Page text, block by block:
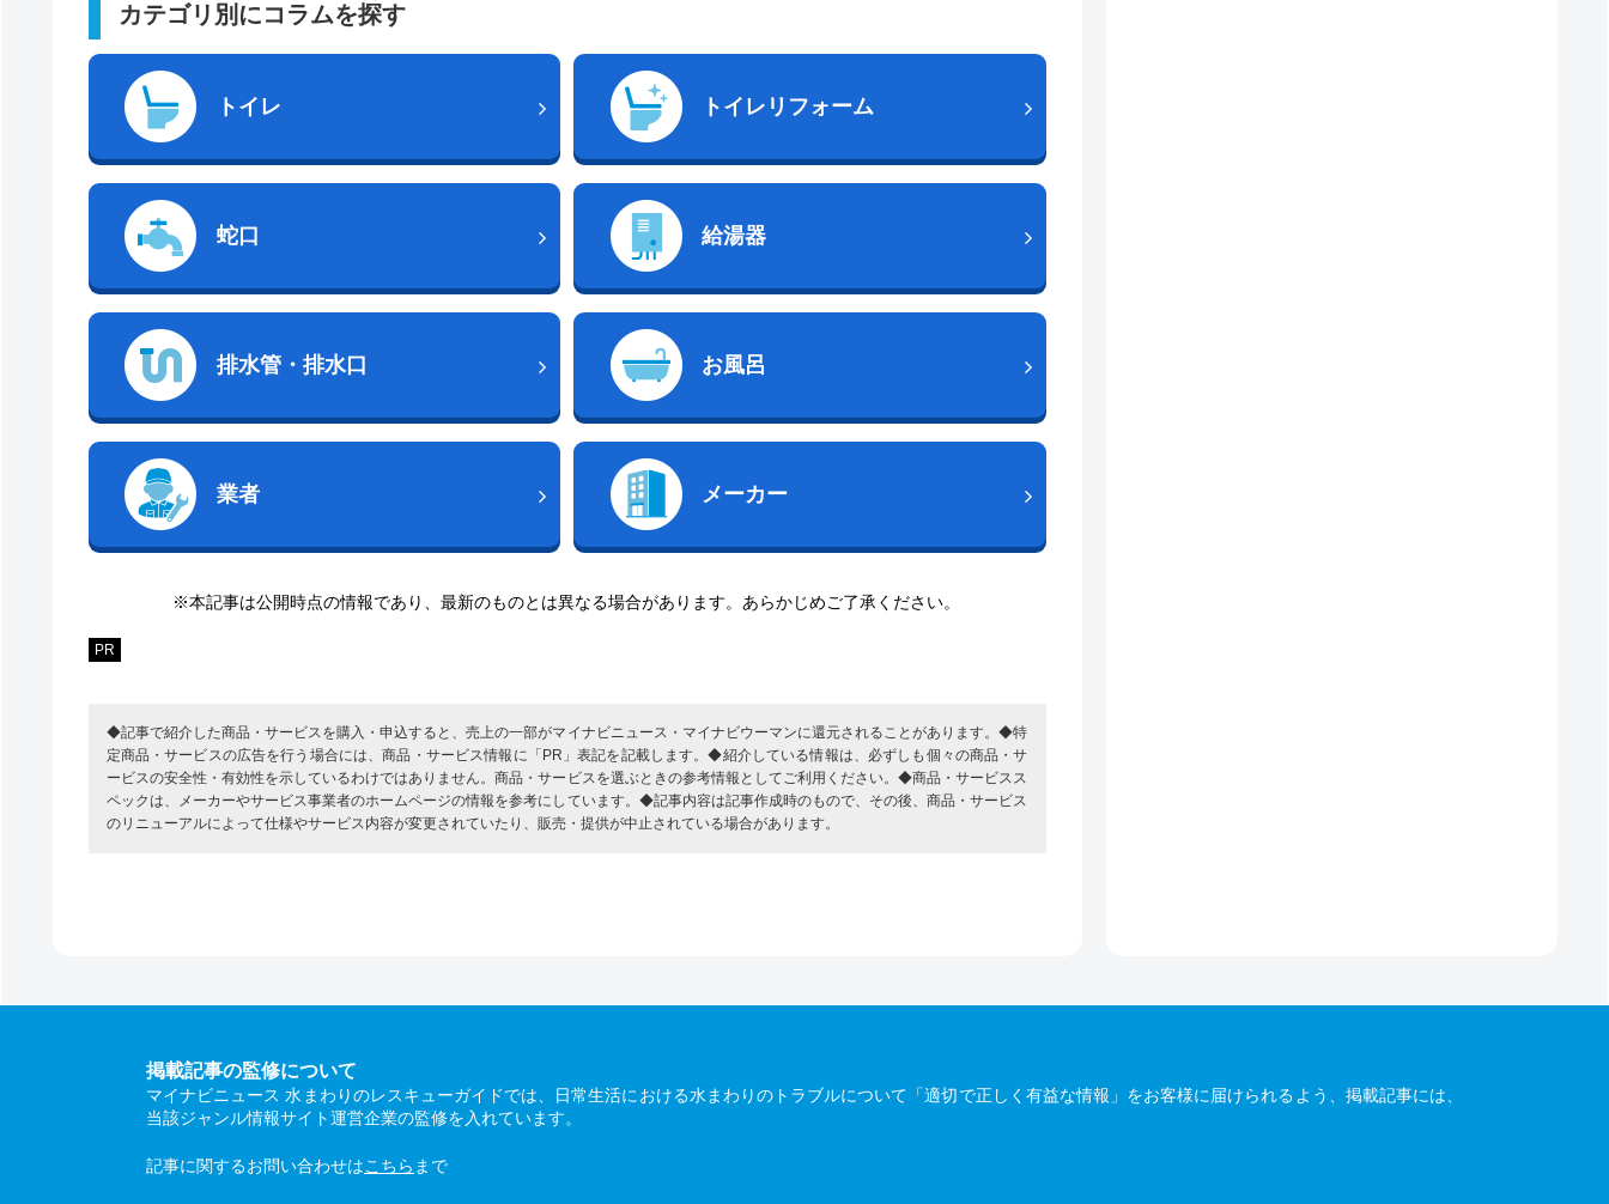
カテゴリ別にコラムを探す
トイレ トイレリフォーム
蛇口 給湯器
排水管・排水口 お風呂
業者 メーカー
※本記事は公開時点の情報であり、最新のものとは異なる場合があります。あらかじめご了承ください。
PR
◆記事で紹介した商品・サービスを購入・申込すると、売上の一部がマイナビニュース・マイナビウーマンに還元されることがあります。◆特
定商品・サービスの広告を行う場合には、商品・サービス情報に「PR」表記を記載します。◆紹介している情報は、必ずしも個々の商品・サ
ービスの安全性・有効性を示しているわけではありません。商品・サービスを選ぶときの参考情報としてご利用ください。◆商品・サービスス
ペックは、メーカーやサービス事業者のホームページの情報を参考にしています。◆記事内容は記事作成時のもので、その後、商品・サービス
のリニューアルによって仕様やサービス内容が変更されていたり、販売・提供が中止されている場合があります。
掲載記事の監修について
マイナビニュース 水まわりのレスキューガイドでは、日常生活における水まわりのトラブルについて「適切で正しく有益な情報」をお客様に届けられるよう、掲載記事には、
当該ジャンル情報サイト運営企業の監修を入れています。
記事に関するお問い合わせはこちら まで